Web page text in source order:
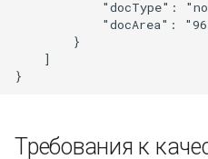
"docType":
"docArea":
        }
    ]
Требования к